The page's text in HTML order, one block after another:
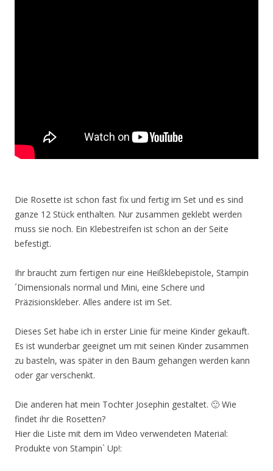
Die Rosette ist schon fast fix und fertig im Set und es sind
ganze 12 Stück enthalten. Nur zusammen geklebt werden
muss sie noch. Ein Klebestreifen ist schon an der Seite
befestigt.
Ihr braucht zum fertigen nur eine Heißklebepistole, Stampin
´Dimensionals normal und Mini, eine Schere und
Präzisionskleber. Alles andere ist im Set.
Dieses Set habe ich in erster Linie für meine Kinder gekauft.
Es ist wunderbar geeignet um mit seinen Kinder zusammen
zu basteln, was später in den Baum gehangen werden kann
oder gar verschenkt.
Die anderen hat mein Tochter Josephin gestaltet. 🙂 Wie
findet ihr die Rosetten?
Hier die Liste mit dem im Video verwendeten Material:
Produkte von Stampin` Up!: